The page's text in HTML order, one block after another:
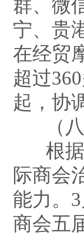
群、微
宁、贵
在经贸
超过
起，协
（八
根据
际商会
能力。
商会五